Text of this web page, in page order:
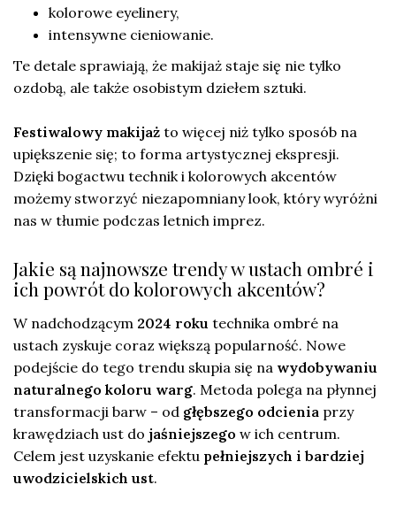
kolorowe eyelinery,
intensywne cieniowanie.
Te detale sprawiają, że makijaż staje się nie tylko
ozdobą, ale także osobistym dziełem sztuki.
Festiwalowy makijaż to więcej niż tylko sposób na
upiększenie się; to forma artystycznej ekspresji.
Dzięki bogactwu technik i kolorowych akcentów
możemy stworzyć niezapomniany look, który wyróżni
nas w tłumie podczas letnich imprez.
Jakie są najnowsze trendy w ustach ombré i
ich powrót do kolorowych akcentów?
W nadchodzącym 2024 roku technika ombré na
ustach zyskuje coraz większą popularność. Nowe
podejście do tego trendu skupia się na wydobywaniu
naturalnego koloru warg. Metoda polega na płynnej
transformacji barw – od głębszego odcienia przy
krawędziach ust do jaśniejszego w ich centrum.
Celem jest uzyskanie efektu pełniejszych i bardziej
uwodzicielskich ust.